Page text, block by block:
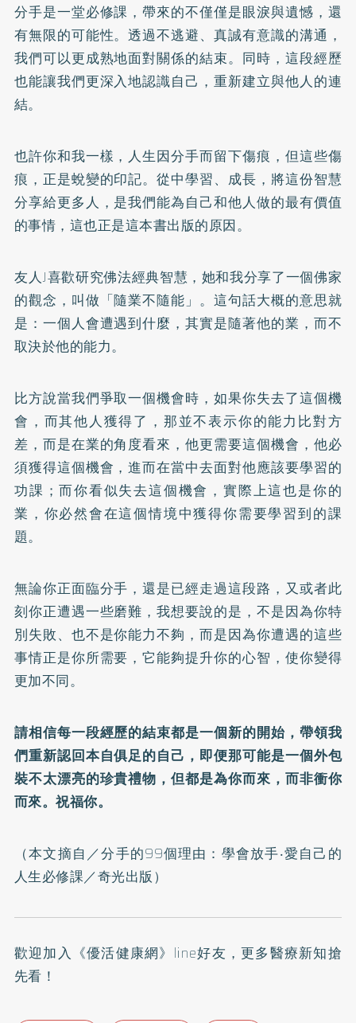
分手是一堂必修課，帶來的不僅僅是眼淚與遺憾，還
有無限的可能性。透過不逃避、真誠有意識的溝通，
我們可以更成熟地面對關係的結束。同時，這段經歷
也能讓我們更深入地認識自己，重新建立與他人的連
結。
也許你和我一樣，人生因分手而留下傷痕，但這些傷
痕，正是蛻變的印記。從中學習、成長，將這份智慧
分享給更多人，是我們能為自己和他人做的最有價值
的事情，這也正是這本書出版的原因。
友人J喜歡研究佛法經典智慧，她和我分享了一個佛家
的觀念，叫做「隨業不隨能」。這句話大概的意思就
是：一個人會遭遇到什麼，其實是隨著他的業，而不
取決於他的能力。
比方說當我們爭取一個機會時，如果你失去了這個機
會，而其他人獲得了，那並不表示你的能力比對方
差，而是在業的角度看來，他更需要這個機會，他必
須獲得這個機會，進而在當中去面對他應該要學習的
功課；而你看似失去這個機會，實際上這也是你的
業，你必然會在這個情境中獲得你需要學習到的課
題。
無論你正面臨分手，還是已經走過這段路，又或者此
刻你正遭遇一些磨難，我想要說的是，不是因為你特
別失敗、也不是你能力不夠，而是因為你遭遇的這些
事情正是你所需要，它能夠提升你的心智，使你變得
更加不同。
請相信每一段經歷的結束都是一個新的開始，帶領我
們重新認回本自俱足的自己，即便那可能是一個外包
裝不太漂亮的珍貴禮物，但都是為你而來，而非衝你
而來。祝福你。
（本文摘自／分手的99個理由：學會放手‧愛自己的
人生必修課／奇光出版）
歡迎加入 《優活健康網》line好友 ，更多醫療新知搶
先看！